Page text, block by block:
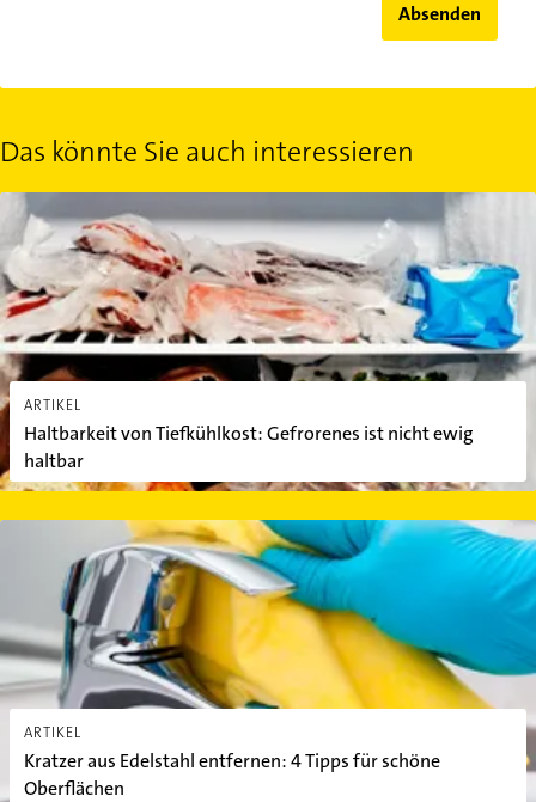
Absenden
Das könnte Sie auch interessieren
ARTIKEL
Haltbarkeit von Tiefkühlkost: Gefrorenes ist nicht ewig
haltbar
Haltbarkeit von Tiefkühlkost: Gefrorenes ist nicht ewig haltbar
ARTIKEL
Kratzer aus Edelstahl entfernen: 4 Tipps für schöne
Oberflächen
Kratzer aus Edelstahl entfernen: 4 Tipps für schöne Oberflächen